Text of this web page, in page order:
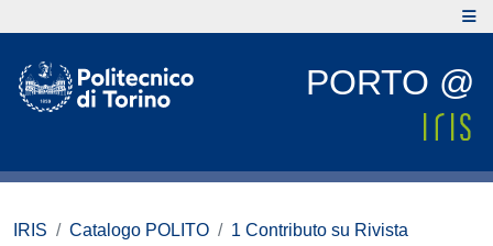
PORTO @
IRIS Catalogo POLITO
1 Contributo su Rivista